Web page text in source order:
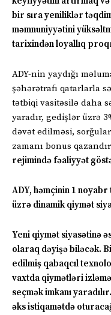
bir sıra yeniliklər
məmnuniyyətini
tarixindən loyallıq
ADY-nin yaydığı
şəhərətrafı qatarlarla
tətbiqi vasitəsilə daha
yaradır, gedişlər üzrə
dəvət edilməsi,
zamanı bonus
rejimində fəaliyyət
ADY, həmçinin 1
üzrə dinamik qiymət
Yeni qiymət siyasətinə
olaraq dəyişə biləcək.
edilmiş qabaqcıl
vaxtda qiymətləri
seçmək imkanı
əks istiqamətdə